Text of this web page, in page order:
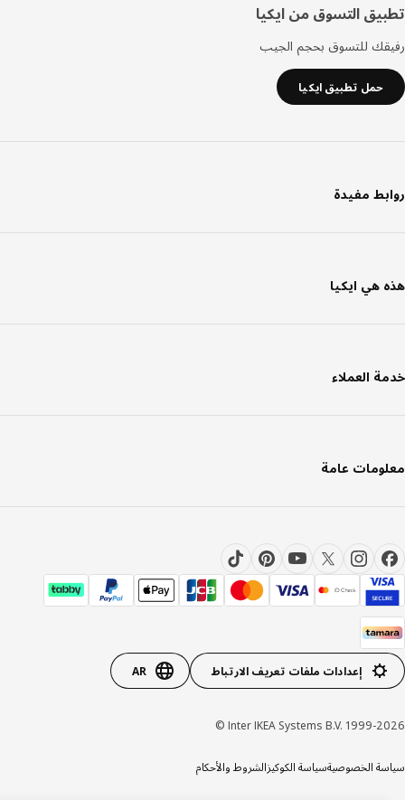
التسوق من ايكيا
للتسوق بحجم الجيب
حمل تطبيق ايكيا
مفيدة
هي ايكيا
العملاء
عامة
إعدادات ملفات تعريف الارتباط AR
Inter IKEA Systems B.V. 1999-
الخصوصيةسياسة الكوكيزالشروط والأحكام